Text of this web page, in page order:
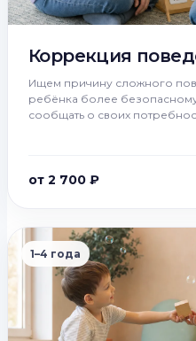
Коррекция
Ищем причину сложного
ребёнка более
сообщать о своих
от 2 700 ₽
1–4 года